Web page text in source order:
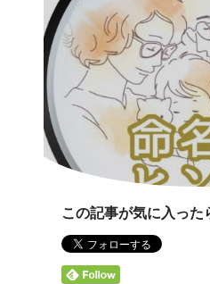
この記事が気に入った